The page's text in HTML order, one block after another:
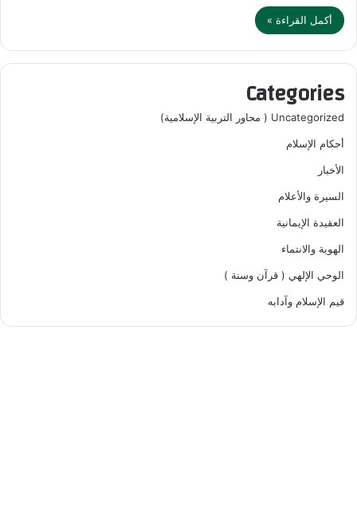
أكمل القراءة »
Categories
Uncategorized ( محاور التربية الإسلامية)
أحكام الإسلام
الأخبار
السيرة والأعلام
العقيدة الإيمانية
الهوية والانتماء
الوحي الإلهي ( قرآن وسنة )
قيم الإسلام وآدابه